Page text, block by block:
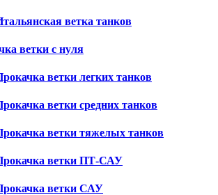
ветка танков
ветки с нуля
ветки легких танков
ветки средних танков
ветки тяжелых танков
ветки ПТ-САУ
ветки САУ